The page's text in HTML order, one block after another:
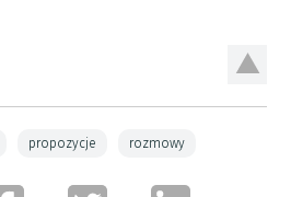
propozycje rozmowy